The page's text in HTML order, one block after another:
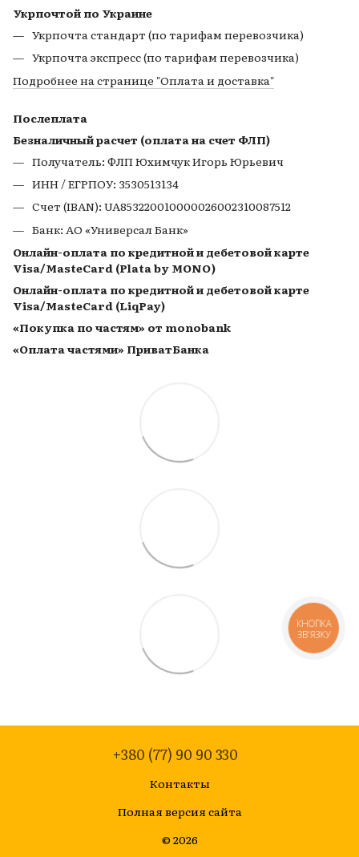
Укрпочтой по Украине
Укрпочта стандарт (по тарифам перевозчика)
Укрпочта экспресс (по тарифам перевозчика)
Подробнее на странице "Оплата и доставка"
Послеплата
Безналичный расчет (оплата на счет ФЛП)
Получатель: ФЛП Юхимчук Игорь Юрьевич
ИНН / ЕГРПОУ: 3530513134
Счет (IBAN): UA853220010000026002310087512
Банк: АО «Универсал Банк»
Онлайн-оплата по кредитной и дебетовой карте
Visa/MasteCard (Plata by MONO)
Онлайн-оплата по кредитной и дебетовой карте
Visa/MasteCard (LiqPay)
«Покупка по частям» от monobank
«Оплата частями» ПриватБанка
+380 (77) 90 90 330
Контакты
Полная версия сайта
© 2026
КНОПКА
ЗВ'ЯЗКУ